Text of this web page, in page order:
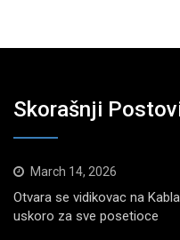
Skorašnji
March 14, 2026
Otvara se vidikovac na
uskoro za sve posetioce